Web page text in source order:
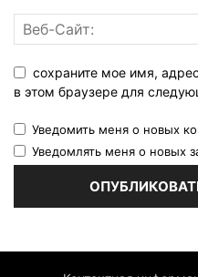
сохраните мое имя,
в этом браузере для
Уведомить меня о новых
Уведомлять меня о новых